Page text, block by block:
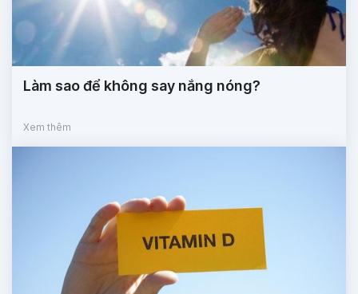
Làm sao để không say nắng nóng?
Xem thêm